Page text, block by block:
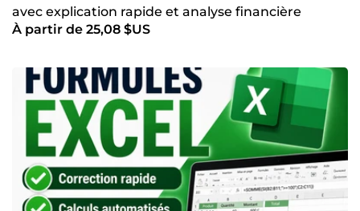
avec explication rapide et analyse financière
À partir de 25,08 $US